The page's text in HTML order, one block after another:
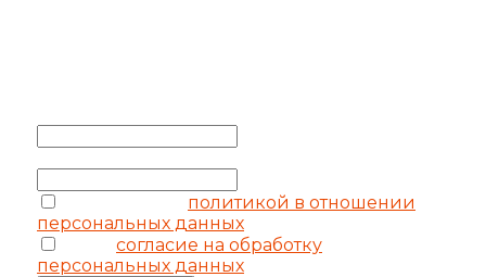
политикой в отношении
персональных данных
согласие на обработку
персональных данных